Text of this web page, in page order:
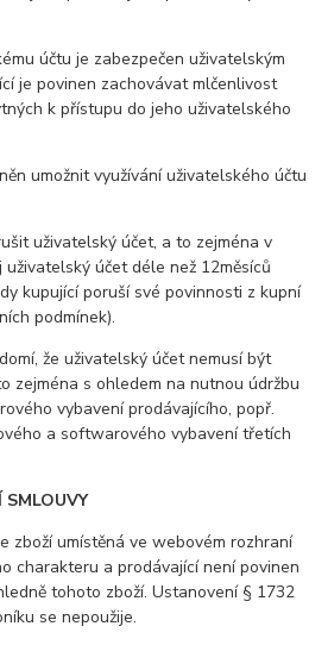
účtu je zabezpečen uživatelským
je povinen zachovávat mlčenlivost
k přístupu do jeho uživatelského
umožnit využívání uživatelského účtu
uživatelský účet, a to zejména v
účet déle než 12měsíců
kupující poruší své povinnosti z kupní
podmínek).
že uživatelský účet nemusí být
zejména s ohledem na nutnou údržbu
vybavení prodávajícího, popř.
a softwarového vybavení třetích
SMLOUVY
zboží umístěná ve webovém rozhraní
charakteru a prodávající není povinen
tohoto zboží. Ustanovení § 1732
se nepoužije.